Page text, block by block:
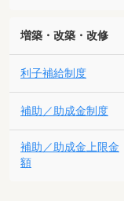
増築・改築・改修
利子補給制度
補助／助成金制度
補助／助成金上限金
額